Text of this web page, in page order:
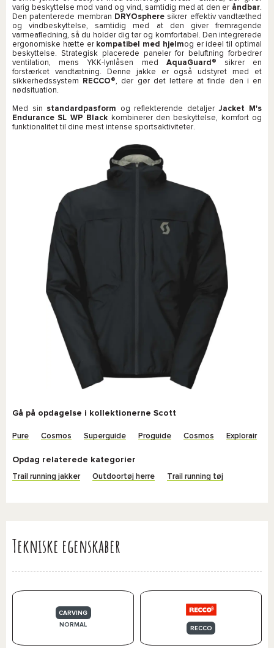
varig beskyttelse mod vand og vind, samtidig med at den er åndbar.
Den patenterede membran DRYOsphere sikrer effektiv vandtæthed
og vindbeskyttelse, samtidig med at den giver fremragende
varmeafledning, så du holder dig tør og komfortabel. Den integrerede
ergonomiske hætte er kompatibel med hjelmog er ideel til optimal
beskyttelse. Strategisk placerede paneler for beluftning forbedrer
ventilation, mens YKK-lynlåsen med AquaGuard® sikrer en
forstærket vandtætning. Denne jakke er også udstyret med et
sikkerhedssystem
RECCO®, der gør det lettere at finde den i en
nødsituation.
Med sin standardpasform og reflekterende detaljerJacket M's
Endurance SL WP Black kombinerer den beskyttelse, komfort og
funktionalitet til dine mest intense sportsaktiviteter.
Gå på opdagelse i kollektionerne Scott
Pure Cosmos Superguide Proguide Cosmos Explorair
Opdag relaterede kategorier
Trail running jakker Outdoortøj herre Trail running tøj
Tekniske egenskaber
CARVING
NORMAL
RECCO